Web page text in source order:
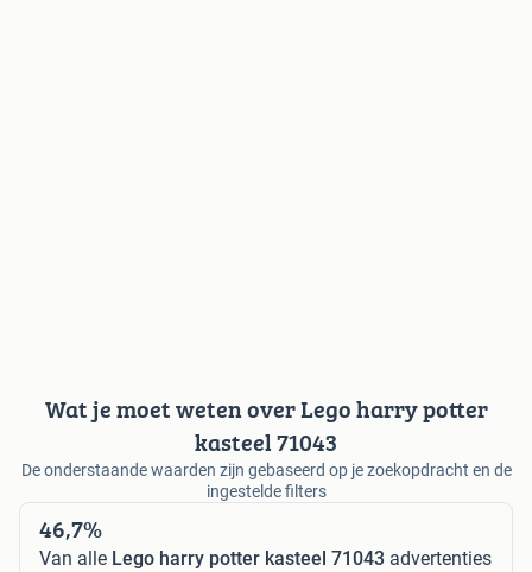
Wat je moet weten over Lego harry potter
kasteel 71043
De onderstaande waarden zijn gebaseerd op je zoekopdracht en de
ingestelde filters
46,7%
Van alle Lego harry potter kasteel 71043 advertenties